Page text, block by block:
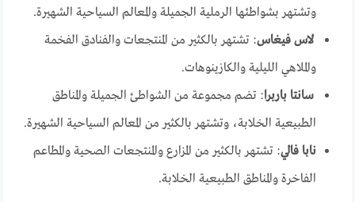
وتشتهر بشواطئها الرملية الجميلة والمعالم السياحية الشهيرة.
لاس فيغاس: تشتهر بالكثير من المنتجعات والفنادق الفخمة
والملاهي الليلية والكازينوهات.
سانتا باربرا: تضم مجموعة من الشواطئ الجميلة والمناطق
الطبيعية الخلابة، وتشتهر بالكثير من المعالم السياحية الشهيرة.
نابا فالي: تشتهر بالكثير من المزارع والمنتجعات الصحية والمطاعم
الفاخرة والمناطق الطبيعية الخلابة.